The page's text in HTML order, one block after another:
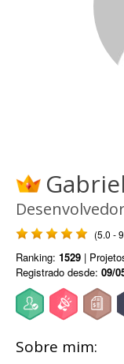
(5.0 -
Ranking: 1529 |
Registrado desde: 09/
Sobre mim: